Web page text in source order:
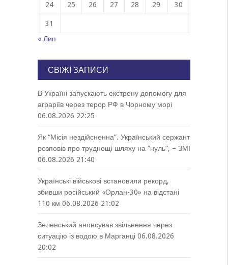
24 25 26 27 28 29 30
31
« Лип
СВІЖІ ЗАПИСИ
В Україні запускають екстрену допомогу для
аграріїв через терор РФ в Чорному морі
06.08.2026 22:25
Як “Місія нездійсненна”. Український сержант
розповів про труднощі шляху на “нуль”, – ЗМІ
06.08.2026 21:40
Українські військові встановили рекорд,
збивши російський «Орлан-30» на відстані
110 км 06.08.2026 21:02
Зеленський анонсував звільнення через
ситуацію із водою в Марганці 06.08.2026
20:02